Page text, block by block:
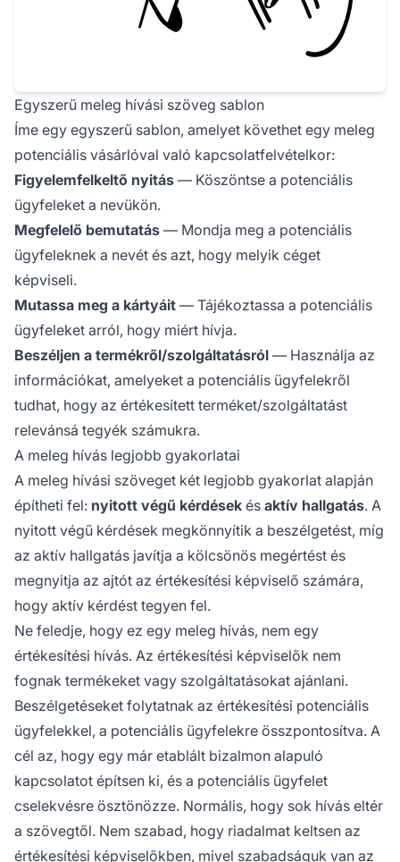
Egyszerű meleg hívási szöveg sablon
Íme egy egyszerű sablon, amelyet követhet egy meleg
potenciális vásárlóval való kapcsolatfelvételkor:
Figyelemfelkeltő nyitás — Köszöntse a potenciális
ügyfeleket a nevükön.
Megfelelő bemutatás — Mondja meg a potenciális
ügyfeleknek a nevét és azt, hogy melyik céget
képviseli.
Mutassa meg a kártyáit — Tájékoztassa a potenciális
ügyfeleket arról, hogy miért hívja.
Beszéljen a termékről/szolgáltatásról — Használja az
információkat, amelyeket a potenciális ügyfelekről
tudhat, hogy az értékesített terméket/szolgáltatást
relevánsá tegyék számukra.
A meleg hívás legjobb gyakorlatai
A meleg hívási szöveget két legjobb gyakorlat alapján
építheti fel: nyitott végű kérdések és aktív hallgatás. A
nyitott végű kérdések megkönnyítik a beszélgetést, míg
az aktív hallgatás javítja a kölcsönös megértést és
megnyitja az ajtót az értékesítési képviselő számára,
hogy aktív kérdést tegyen fel.
Ne feledje, hogy ez egy meleg hívás, nem egy
értékesítési hívás. Az értékesítési képviselők nem
fognak termékeket vagy szolgáltatásokat ajánlani.
Beszélgetéseket folytatnak az értékesítési potenciális
ügyfelekkel, a potenciális ügyfelekre összpontosítva. A
cél az, hogy egy már etablált bizalmon alapuló
kapcsolatot építsen ki, és a potenciális ügyfelet
cselekvésre ösztönözze. Normális, hogy sok hívás eltér
a szövegtől. Nem szabad, hogy riadalmat keltsen az
értékesítési képviselőkben, mivel szabadságuk van az